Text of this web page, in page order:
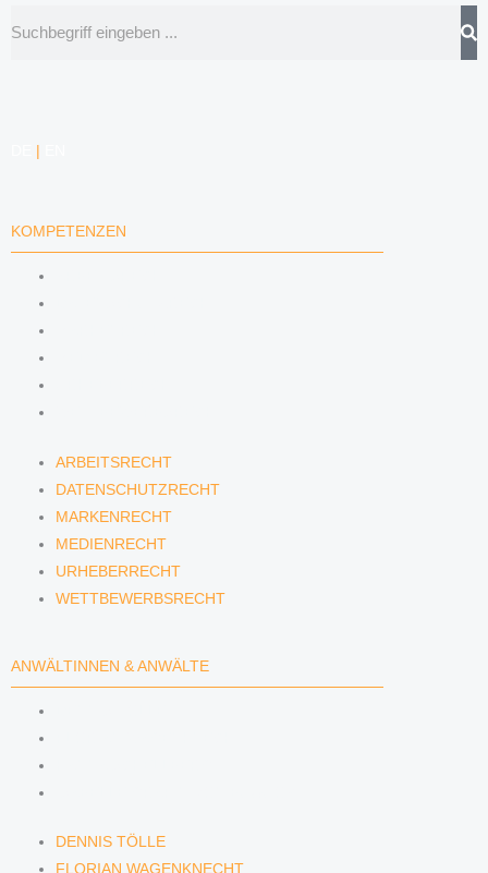
|
KOMPETENZEN
ARBEITSRECHT
DATENSCHUTZRECHT
MARKENRECHT
MEDIENRECHT
URHEBERRECHT
WETTBEWERBSRECHT
ANWÄLTINNEN & ANWÄLTE
DENNIS TÖLLE
FLORIAN WAGENKNECHT